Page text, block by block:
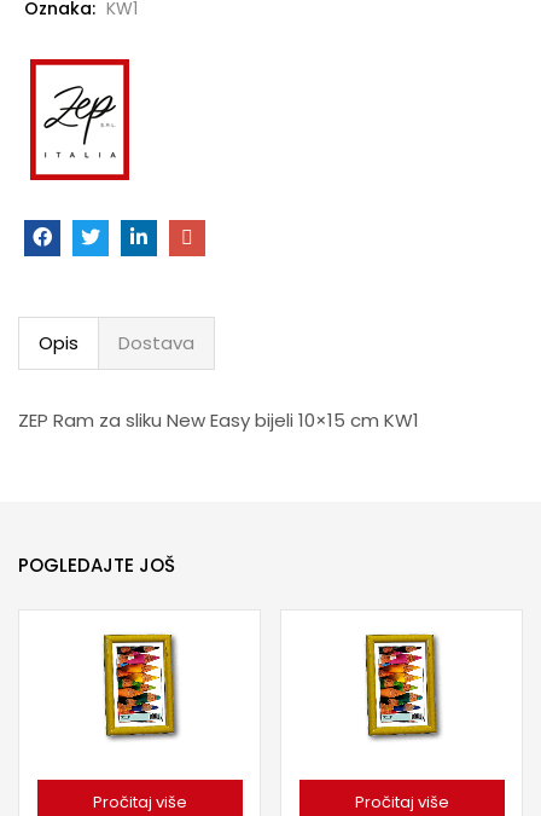
Oznaka: KW1
Opis Dostava
ZEP Ram za sliku New Easy bijeli 10×15 cm KW1
POGLEDAJTE JOŠ
Pročitaj više Pročitaj više